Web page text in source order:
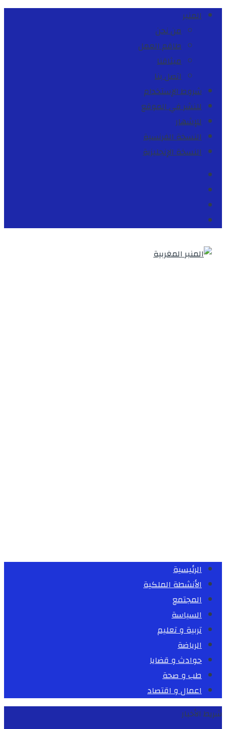
المنبر
من نحن
طاقم العمل
ميثاقنا
اتصل بنا
شروط الإستخدام
للنشر في الموقع
للإشهار
النسخة الفرنسية
النسخة الإنجليزية
الرئيسية
الأنشطة الملكية
المجتمع
السياسة
تربية و تعليم
الرياضة
حوادث و قضايا
طب و صحة
اعمال و اقتصاد
شريط الأخبار